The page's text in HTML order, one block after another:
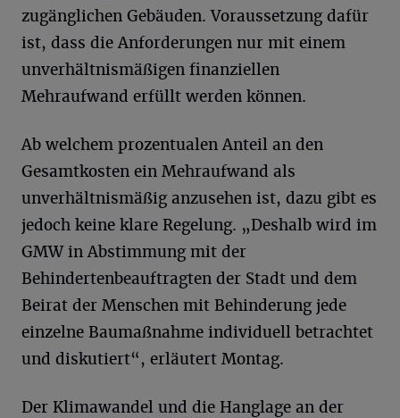
zugänglichen Gebäuden. Voraussetzung dafür
ist, dass die Anforderungen nur mit einem
unverhältnismäßigen finanziellen
Mehraufwand erfüllt werden können.
Ab welchem prozentualen Anteil an den
Gesamtkosten ein Mehraufwand als
unverhältnismäßig anzusehen ist, dazu gibt es
jedoch keine klare Regelung. „Deshalb wird im
GMW in Abstimmung mit der
Behindertenbeauftragten der Stadt und dem
Beirat der Menschen mit Behinderung jede
einzelne Baumaßnahme individuell betrachtet
und diskutiert“, erläutert Montag.
Der Klimawandel und die Hanglage an der